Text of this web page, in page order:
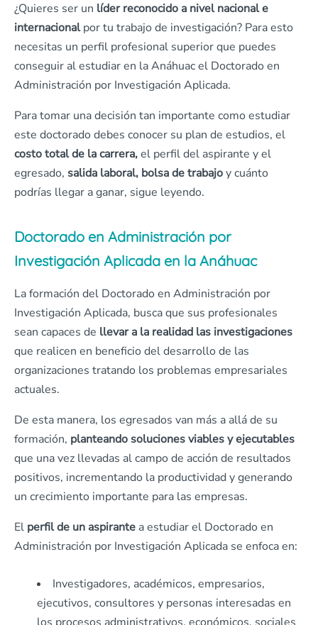
¿Quieres ser un líder reconocido a nivel nacional e
internacionalpor tu trabajo de investigación? Para esto
necesitas un perfil profesional superior que puedes
conseguir al estudiar en la Anáhuac el Doctorado en
Administración por Investigación Aplicada.
Para tomar una decisión tan importante como estudiar
este doctorado debes conocer su plan de estudios, el
costo total de la carrera,el perfil del aspirante y el
egresado, salida laboral, bolsa de trabajoy cuánto
podrías llegar a ganar, sigue leyendo.
Doctorado en Administración por
Investigación Aplicada en la Anáhuac
La formación del Doctorado en Administración por
Investigación Aplicada, busca que sus profesionales
sean capaces de llevar a la realidad las investigaciones
que realicen en beneficio del desarrollo de las
organizaciones tratando los problemas empresariales
actuales.
De esta manera, los egresados van más a allá de su
formación, planteando soluciones viables y ejecutables
que una vez llevadas al campo de acción de resultados
positivos, incrementando la productividad y generando
un crecimiento importante para las empresas.
El perfil de un aspirante a estudiar el Doctorado en
Administración por Investigación Aplicada se enfoca en:
Investigadores, académicos, empresarios,
ejecutivos, consultores y personas interesadas en